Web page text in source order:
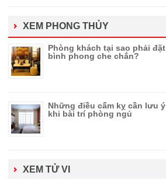
XEM PHONG THỦY
Phòng khách tại sao phải đặt
bình phong che chắn?
Những điều cấm kỵ cần lưu ý
khi bài trí phòng ngủ
XEM TỬ VI